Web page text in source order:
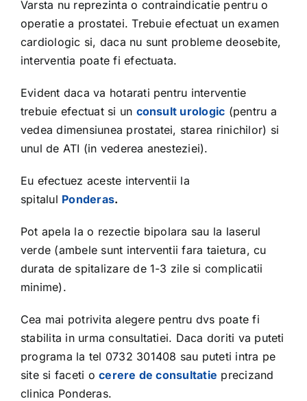
Varsta nu reprezinta o contraindicatie pentru o
operatie a prostatei. Trebuie efectuat un examen
cardiologic si, daca nu sunt probleme deosebite,
interventia poate fi efectuata.
Evident daca va hotarati pentru interventie
trebuie efectuat si un consult urologic (pentru a
vedea dimensiunea prostatei, starea rinichilor) si
unul de ATI (in vederea anesteziei).
Eu efectuez aceste interventii la
spitalul Ponderas.
Pot apela la o rezectie bipolara sau la laserul
verde (ambele sunt interventii fara taietura, cu
durata de spitalizare de 1-3 zile si complicatii
minime).
Cea mai potrivita alegere pentru dvs poate fi
stabilita in urma consultatiei. Daca doriti va puteti
programa la tel 0732 301408 sau puteti intra pe
site si faceti ocerere de consultatie precizand
clinica Ponderas.